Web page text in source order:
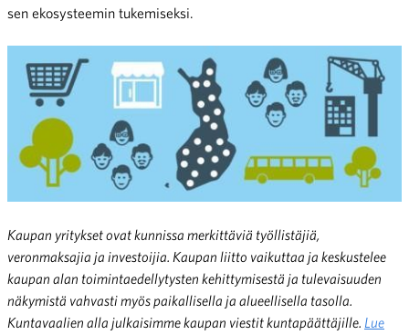
sen ekosysteemin tukemiseksi.
Kaupan yritykset ovat kunnissa merkittäviä työllistäjiä,
veronmaksajia ja investoijia. Kaupan liitto vaikuttaa ja keskustelee
kaupan alan toimintaedellytysten kehittymisestä ja tulevaisuuden
näkymistä vahvasti myös paikallisella ja alueellisella tasolla.
Kuntavaalien alla julkaisimme kaupan viestit kuntapäättäjille. Lue